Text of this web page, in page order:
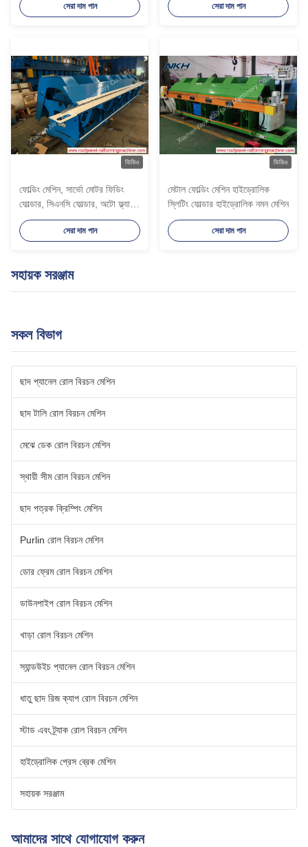
সেরা দাম পান সেরা দাম পান
ভিডিও
ফোল্ডিং মেশিন, সার্ভো মোটর ফিডিং
ফোল্ডার, সিএনসি ফোল্ডার, অটো ফ্ল্যাশিং
মেশিন, হাইড্রোলিক ফোল্ডার, 6 মিটার,
2.0 মিমি পুরু
সেরা দাম পান
ভিডিও
মেটাল ফোল্ডিং মেশিন হাইড্রোলিক
স্লিটিং ফোল্ডার হাইড্রোলিক নমন মেশিন
সেরা দাম পান
সহায়ক সরঞ্জাম
সকল বিভাগ
ছাদ প্যানেল রোল বিরচন মেশিন
ছাদ টালি রোল বিরচন মেশিন
মেঝে ডেক রোল বিরচন মেশিন
স্থায়ী সীম রোল বিরচন মেশিন
ছাদ পত্রক ক্রিম্পিং মেশিন
Purlin রোল বিরচন মেশিন
ডোর ফ্রেম রোল বিরচন মেশিন
ডাউনপাইপ রোল বিরচন মেশিন
খাড়া রোল বিরচন মেশিন
স্যান্ডউইচ প্যানেল রোল বিরচন মেশিন
ধাতু ছাদ রিজ ক্যাপ রোল বিরচন মেশিন
স্টাড এবং ট্র্যাক রোল বিরচন মেশিন
হাইড্রোলিক প্রেস ব্রেক মেশিন
সহায়ক সরঞ্জাম
আমাদের সাথে যোগাযোগ করুন